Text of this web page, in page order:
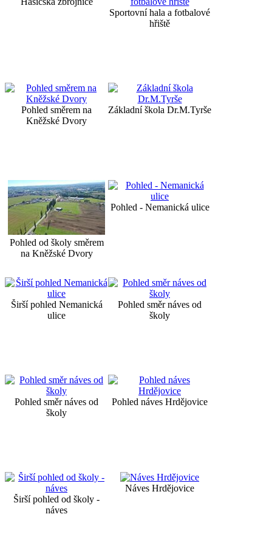
Sportovní hala a fotbalové
hřiště
Pohled směrem na
Kněžské Dvory
Základní škola Dr.M.Tyrše
Pohled od školy směrem
na Kněžské Dvory
Pohled - Nemanická ulice
Širší pohled Nemanická
ulice
Pohled směr náves od
školy
Pohled směr náves od
školy
Pohled náves Hrdějovice
Širší pohled od školy -
náves
Náves Hrdějovice